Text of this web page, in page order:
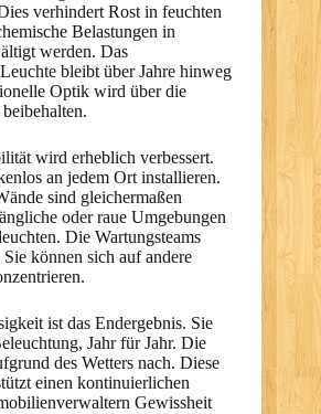
verhindert Rost in feuchten
Belastungen in
werden. Das
bleibt über Jahre hinweg
Optik wird über die
wird erheblich verbessert.
an jedem Ort installieren.
sind gleichermaßen
oder raue Umgebungen
Die Wartungsteams
können sich auf andere
ist das Endergebnis. Sie
Jahr für Jahr. Die
des Wetters nach. Diese
einen kontinuierlichen
Gewissheit